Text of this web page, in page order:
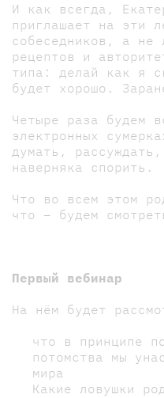
И как всегда,
приглашает на эти
собеседников, а не
рецептов и
типа: делай как я
будет хорошо.
Четыре раза будем
электронных
думать,
наверняка спорить.
Что во всем этом
что – будем
Первый вебинар
На нём будет
что в принципе
потомства мы
мира
Какие ловушки